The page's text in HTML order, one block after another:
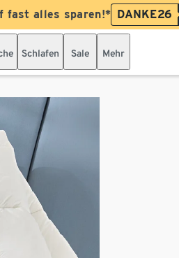
fast alles sparen!* DANKE26
Schlafen Sale Mehr